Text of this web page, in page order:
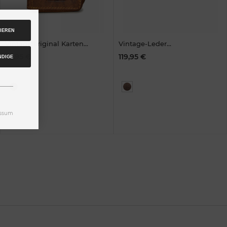
Vintage original Karten
RV-Münzbörse Leder
22,95 €
Vintage-Leder
Umhängetasche, braun
119,95 €